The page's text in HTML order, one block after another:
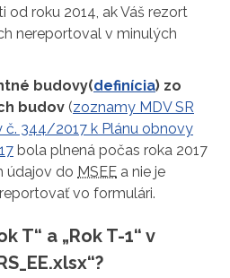
od roku 2014, ak Váš rezort
nereportoval v minulých
budovy(definícia) zo
budov (zoznamy MDV SR
č. 344/2017 k Plánu obnovy
bola plnená počas roka 2017
údajov do MSEE a nie je
vo formulári.
T“ a „Rok T-1“ v